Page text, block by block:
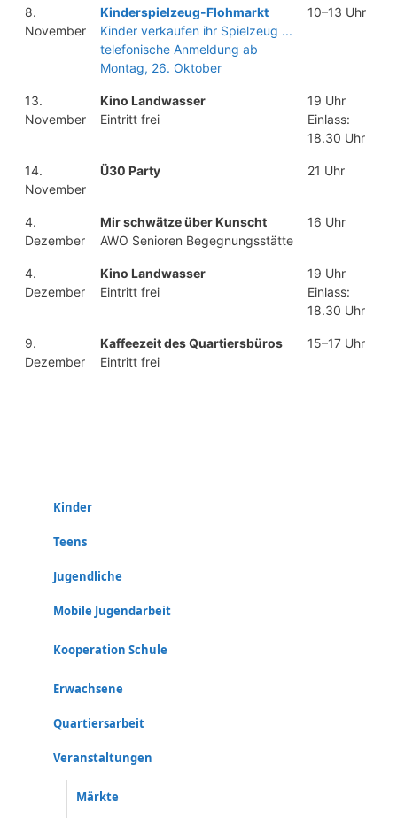
8.
November
Kinderspielzeug-Flohmarkt
Kinder verkaufen ihr Spielzeug ...
telefonische Anmeldung ab
Montag, 26. Oktober
10–13 Uhr
13.
November
Kino Landwasser
Eintritt frei
19 Uhr
Einlass:
18.30 Uhr
14.
November
Ü30 Party 21 Uhr
4.
Dezember
Mir schwätze über Kunscht
AWO Senioren Begegnungsstätte
16 Uhr
4.
Dezember
Kino Landwasser
Eintritt frei
19 Uhr
Einlass:
18.30 Uhr
9.
Dezember
Kaffeezeit des Quartiersbüros
Eintritt frei
15–17 Uhr
Kinder
Teens
Jugendliche
Mobile Jugendarbeit
Kooperation Schule
Erwachsene
Quartiersarbeit
Veranstaltungen
Märkte